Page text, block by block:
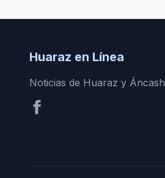
Huaraz en Línea
Noticias de Huaraz y Áncash